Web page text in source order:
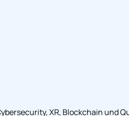
XR, Blockchain und